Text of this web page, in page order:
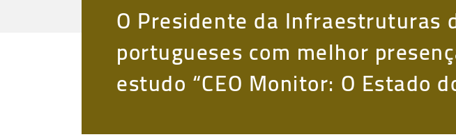
O Presidente da Infraestruturas
portugueses com melhor
estudo “CEO Monitor: O Estado